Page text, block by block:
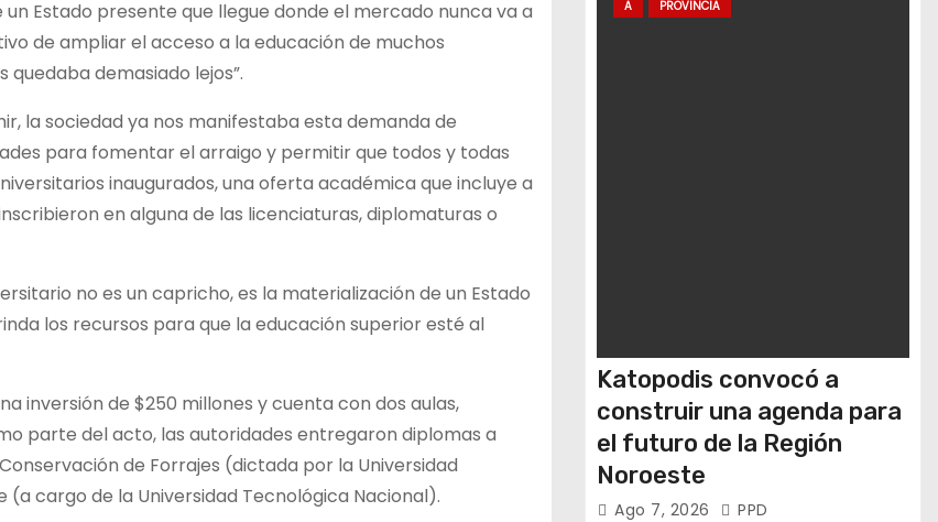
Estado presente que llegue donde el mercado nunca va a
de ampliar el acceso a la educación de muchos
demasiado lejos”.
la sociedad ya nos manifestaba esta demanda de
para fomentar el arraigo y permitir que todos y todas
inaugurados, una oferta académica que incluye a
en alguna de las licenciaturas, diplomaturas o
no es un capricho, es la materialización de un Estado
los recursos para que la educación superior esté al
inversión de $250 millones y cuenta con dos aulas,
parte del acto, las autoridades entregaron diplomas a
de Forrajes (dictada por la Universidad
cargo de la Universidad Tecnológica Nacional).
A PROVINCIA
Katopodis convocó a
construir una agenda para
el futuro de la Región
Noroeste
Ago 7, 2026 PPD